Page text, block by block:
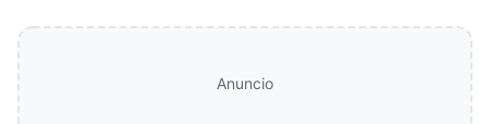
Anuncio